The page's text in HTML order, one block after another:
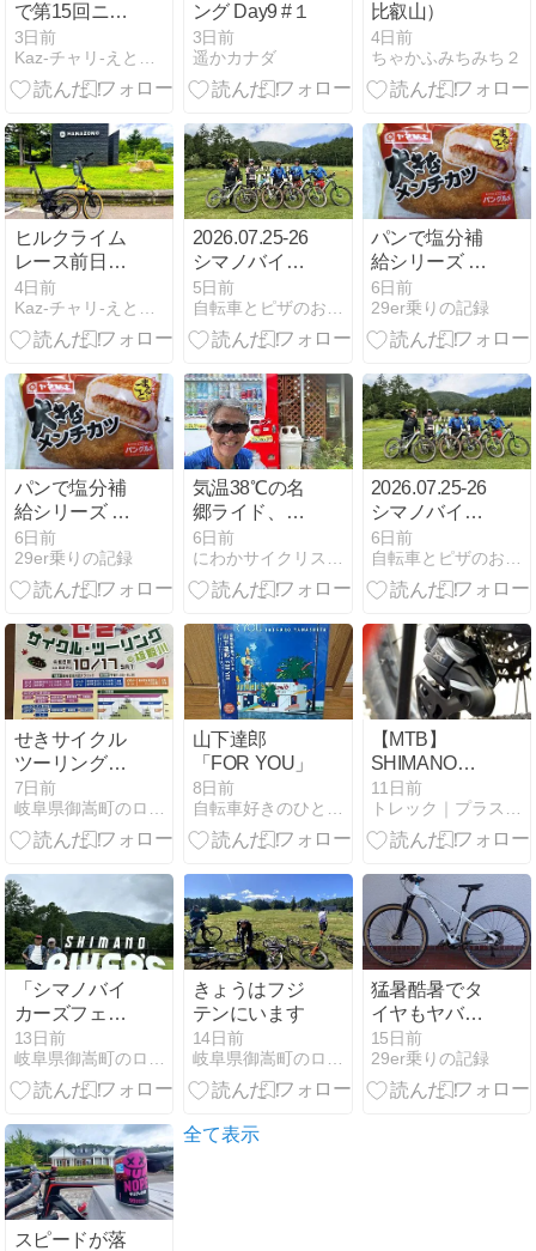
で第15回ニセ
コ
HANAZONO
ヒルクライ
3日前
ング Day9 #１
3日前
遥かカナダ
比叡山）
4日前
ちゃかふみちみち２
ヒルクライム
レース前日～
ニセコを堪能
（できませ
ん）
4日前
2026.07.25-26
シマノバイカ
ーズフェステ
ィバル参戦！
2日目 富士見
5日前
パンで塩分補
給シリーズ ＜
2026 夏＞
6日前
29er乗りの記録
パンで塩分補
給シリーズ ＜
2026 夏＞
6日前
29er乗りの記録
気温38℃の名
郷ライド、冷
房ランチが救
いだった
6日前
2026.07.25-26
シマノバイカ
ーズフェステ
ィバル参戦！
1日目 白馬岩
6日前
せきサイクル
ツーリング
2026
7日前
岐阜県御嵩町のロードバイク・マウンテンバイク専門店 ＴＯＭ…
山下達郎
「FOR YOU」
8日前
自転車好きのひとりごと
【MTB】
SHIMANO
DEORE XT
Di2（ワイヤ
レス化）でハ
ッキリ！
11日前
トレック｜プラスワンバイシクルズ
「シマノバイ
カーズフェス
ティバル」
13日前
岐阜県御嵩町のロードバイク・マウンテンバイク専門店 ＴＯＭ…
きょうはフジ
テンにいます
14日前
岐阜県御嵩町のロードバイク・マウンテンバイク専門店 ＴＯＭ…
猛暑酷暑でタ
イヤもヤバ
い！！！！
15日前
29er乗りの記録
スピードが落
全て表示